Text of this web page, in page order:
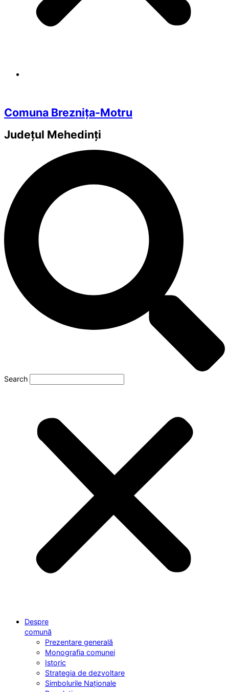
Comuna Breznița-Motru
Județul Mehedinți
Search
Despre
comună
Prezentare generală
Monografia comunei
Istoric
Strategia de dezvoltare
Simbolurile Naționale